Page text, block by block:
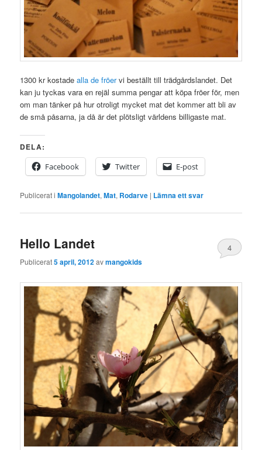
1300 kr kostadealla de fröervi beställt till trädgårdslandet. Det
kan ju tyckas vara en rejäl summa pengar att köpa fröer för, men
om man tänker på hur otroligt mycket mat det kommer att bli av
de små påsarna, ja då är det plötsligt världens billigaste mat.
DELA:
Facebook
Twitter E-post
Publicerat i Mangolandet,Mat, Rodarve | Lämna ett svar
Hello Landet
Publicerat5 april, 2012avmangokids
4